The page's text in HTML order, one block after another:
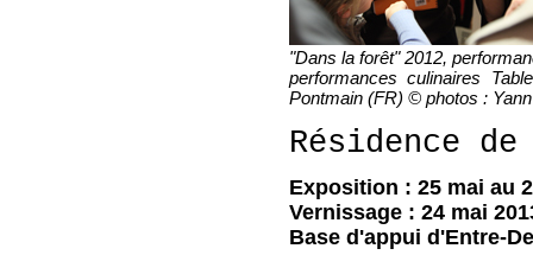
"Dans la forêt" 2012,
performances culinaires
Pontmain (FR) © photos :
Résidence
Exposition : 25 mai au
Vernissage : 24 mai
Base d'appui d'Entre-